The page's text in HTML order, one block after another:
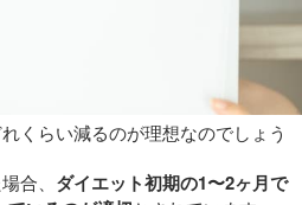
くらい減るのが理想なのでしょう
合、 ダイエット初期の1〜2ヶ月で